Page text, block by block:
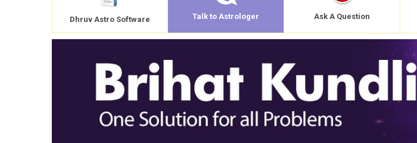
Dhruv Astro Software Talk to Astrologer Ask A Question